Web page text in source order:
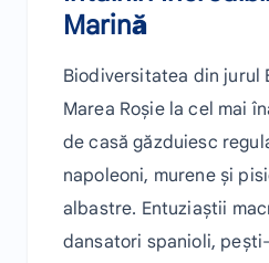
Marină
Biodiversitatea din jurul
Marea Roșie la cel mai
de casă găzduiesc
napoleoni, murene și
albastre. Entuziaștii
dansatori spanioli,